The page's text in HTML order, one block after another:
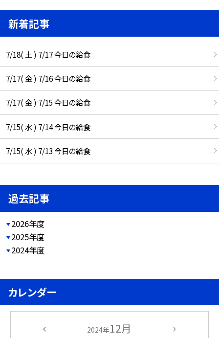
新着記事
7/18( 土 ) 7/17 今日の給食
7/17( 金 ) 7/16 今日の給食
7/17( 金 ) 7/15 今日の給食
7/15( 水 ) 7/14 今日の給食
7/15( 水 ) 7/13 今日の給食
過去記事
2026年度
2025年度
2024年度
カレンダー
2024年12月